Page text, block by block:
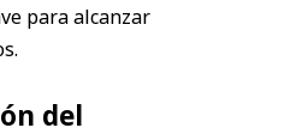
para alcanzar
del